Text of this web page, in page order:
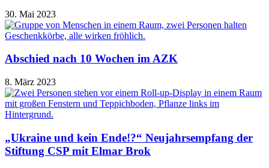
30. Mai 2023
Abschied nach 10 Wochen im AZK
8. März 2023
„Ukraine und kein Ende!?“ Neujahrsempfang der
Stiftung CSP mit Elmar Brok